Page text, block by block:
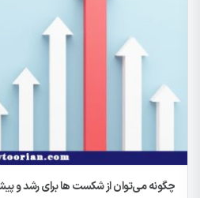
چگونه می‌توان از شکست ها برای رشد و